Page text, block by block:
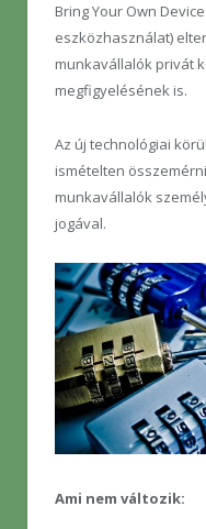
Bring Your Own
eszközhasználat)
munkavállalók privát
megfigyelésének is.
Az új technológiai
ismételten
munkavállalók
jogával.
Ami nem változik: